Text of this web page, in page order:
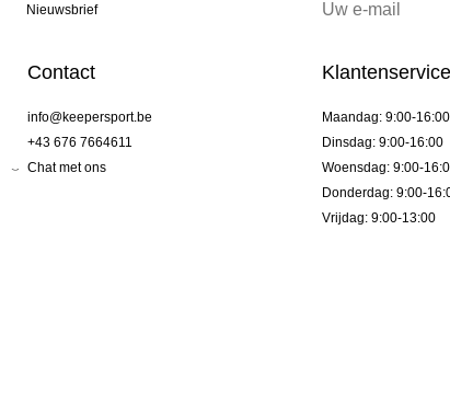
Nieuwsbrief
Contact
info@keepersport.be
+43 676 7664611
Chat met ons
Klantenservice
Maandag: 9:00-16:00
Dinsdag: 9:00-16:00
Woensdag: 9:00-
Donderdag: 9:00-
Vrijdag: 9:00-13:00